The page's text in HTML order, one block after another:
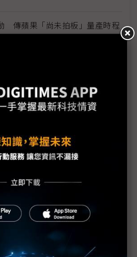
傳蘋果「尚未拍板」量產時程
SDC斥資逾3,000億韓元補強
折疊iPhone出貨恐延期
試產 折痕挑戰迎技術突破
訂單 可望帶旺協力廠